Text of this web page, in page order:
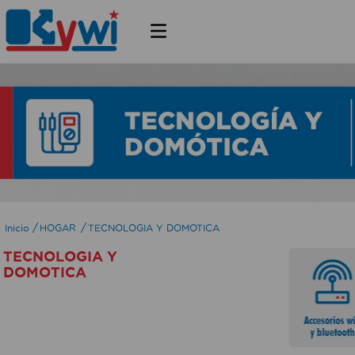
HOGAR TECNOLOGIA Y DOMOTICA
TECNOLOGIA Y
DOMOTICA